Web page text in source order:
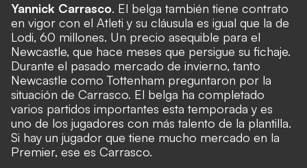
Yannick Carrasco. El belga también tiene contrato
en vigor con el Atleti y su cláusula es igual que la de
Lodi, 60 millones. Un precio asequible para el
Newcastle, que hace meses que persigue su fichaje.
Durante el pasado mercado de invierno, tanto
Newcastle como Tottenham preguntaron por la
situación de Carrasco. El belga ha completado
varios partidos importantes esta temporada y es
uno de los jugadores con más talento de la plantilla.
Si hay un jugador que tiene mucho mercado en la
Premier, ese es Carrasco.